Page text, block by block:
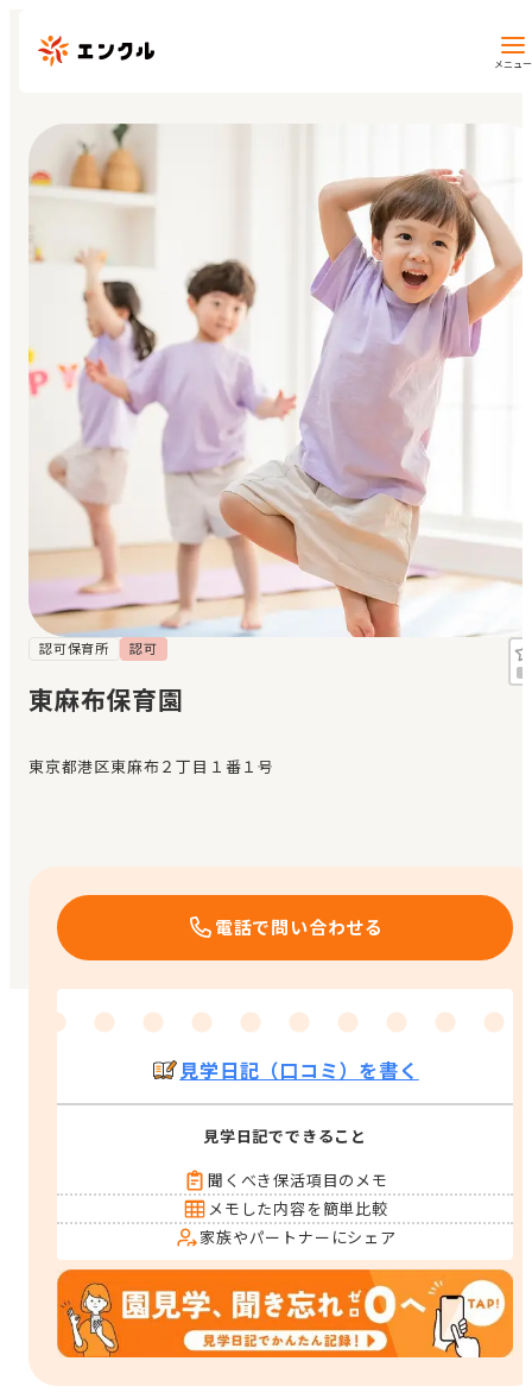
メニュー
保育園・幼稚園を探す
地域から探す
マイページ
閲覧履歴
お気に入り
見学日記
メッセージ
おすすめの園
エンクルの特徴と活用方法
認可保育所 認可
東麻布保育園
東京都港区東麻布２丁目１番１号
電話で問い合わせる
見学日記（口コミ）を書く
見学日記でできること
聞くべき保活項目のメモ
メモした内容を簡単比較
家族やパートナーにシェア